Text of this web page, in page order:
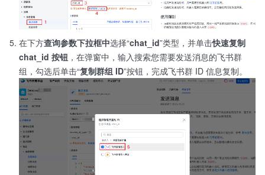
在下方查询参数下拉框中选择“chat_id”类型，并单击快速复制
chat_id 按钮 ，在弹窗中，输入搜索您需要发送消息的飞书群
组，勾选后单击“复制群组 ID”按钮，完成飞书群 ID 信息复制。